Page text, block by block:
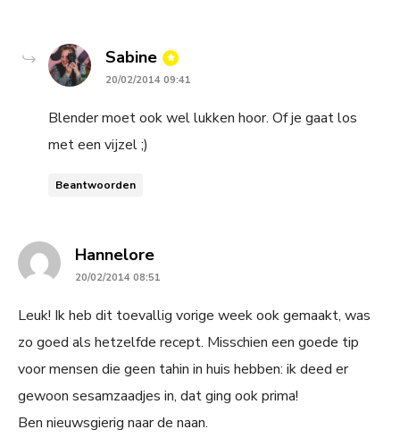
Sabine says:
20/02/2014 09:41
Blender moet ook wel lukken hoor. Of je gaat los
met een vijzel ;)
Beantwoorden
Hanneloresays:
20/02/2014 08:51
Leuk! Ik heb dit toevallig vorige week ook gemaakt, was
zo goed als hetzelfde recept. Misschien een goede tip
voor mensen die geen tahin in huis hebben: ik deed er
gewoon sesamzaadjes in, dat ging ook prima!
Ben nieuwsgierig naar de naan.